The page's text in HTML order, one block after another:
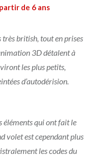
de 6 ans
très british, tout en prises
3D détalent à
les plus petits,
d’autodérision.
éléments qui ont fait le
volet est cependant plus
les codes du